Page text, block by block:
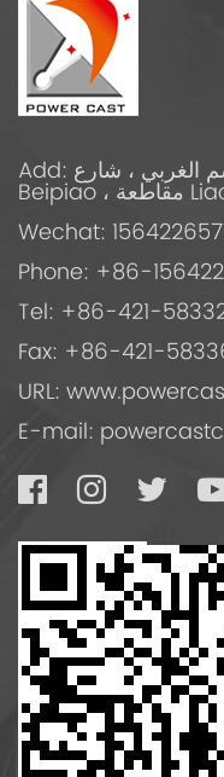
Add: رقم 30 ، القسم الغربي ، شارع Qiaobei ، مدينة
Wechat:
Phone: +86-
Tel: +86-421-
Fax: +86-421-
URL:
E-mail: